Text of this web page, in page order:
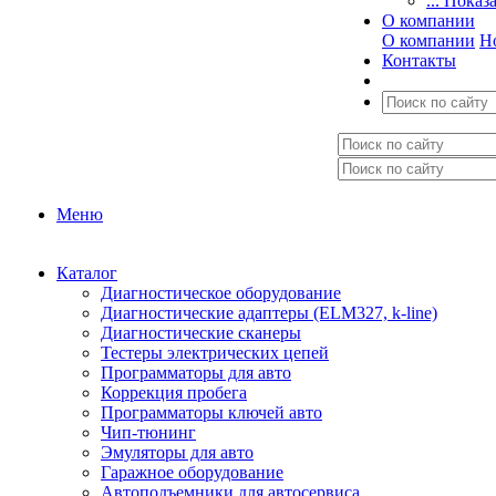
О компании
О компании
Контакты
Меню
Каталог
Диагностическое оборудование
Диагностические адаптеры (ELM327, k-line)
Диагностические сканеры
Тестеры электрических цепей
Программаторы для авто
Коррекция пробега
Программаторы ключей авто
Чип-тюнинг
Эмуляторы для авто
Гаражное оборудование
Автоподъемники для автосервиса